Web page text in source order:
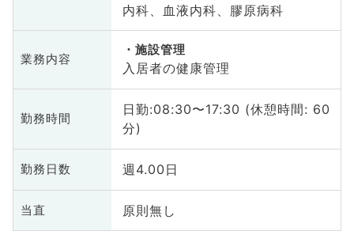
内科、血液内科、膠原病科
業務内容
施設管理
入居者の健康管理
勤務時間
日勤:08:30〜17:30 (休憩時間: 60
分)
勤務日数 週4.00日
当直 原則無し